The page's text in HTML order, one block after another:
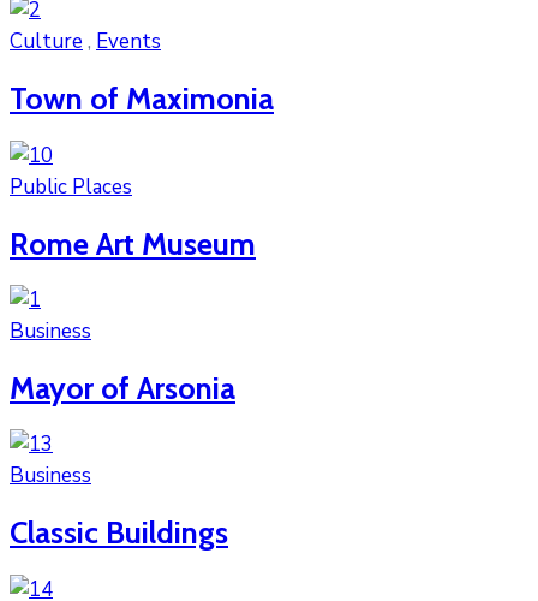
Culture , Events
Town of Maximonia
Public Places
Rome Art Museum
Business
Mayor of Arsonia
Business
Classic Buildings